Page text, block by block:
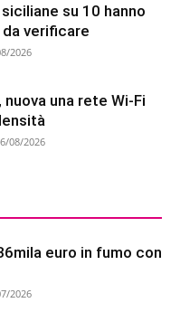
su 10 hanno
da verificare
2026
nuova una rete Wi-Fi
08/2026
euro in fumo con
2026